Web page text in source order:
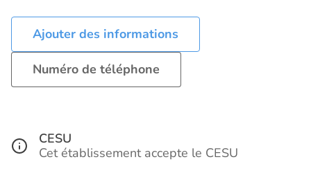
Ajouter des informations
Numéro de téléphone
CESU
Cet établissement accepte le CESU